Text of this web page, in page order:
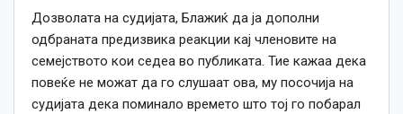
Дозволата на судијата, Блажиќ да ја дополни
одбраната предизвика реакции кај членовите на
семејството кои седеа во публиката. Тие кажаа дека
повеќе не можат да го слушаат ова, му посочија на
судијата дека поминало времето што тој го побарал